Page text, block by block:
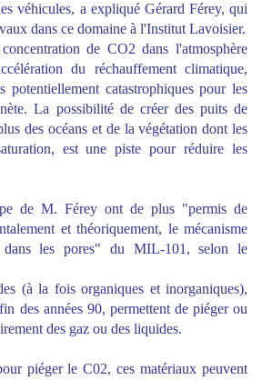
véhicules, a expliqué Gérard Férey, qui
dans ce domaine à l'Institut Lavoisier.
de CO2 dans l'atmosphère
du réchauffement climatique,
potentiellement catastrophiques pour les
La possibilité de créer des puits de
des océans et de la végétation dont les
est une piste pour réduire les
de M. Férey ont de plus "permis de
et théoriquement, le mécanisme
les pores" du MIL-101, selon le
(à la fois organiques et inorganiques),
des années 90, permettent de piéger ou
des gaz ou des liquides.
piéger le C02, ces matériaux peuvent